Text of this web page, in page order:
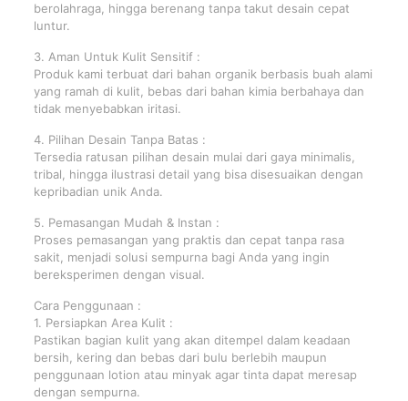
berolahraga, hingga berenang tanpa takut desain cepat
luntur.
3. Aman Untuk Kulit Sensitif :
Produk kami terbuat dari bahan organik berbasis buah alami
yang ramah di kulit, bebas dari bahan kimia berbahaya dan
tidak menyebabkan iritasi.
4. Pilihan Desain Tanpa Batas :
Tersedia ratusan pilihan desain mulai dari gaya minimalis,
tribal, hingga ilustrasi detail yang bisa disesuaikan dengan
kepribadian unik Anda.
5. Pemasangan Mudah & Instan :
Proses pemasangan yang praktis dan cepat tanpa rasa
sakit, menjadi solusi sempurna bagi Anda yang ingin
bereksperimen dengan visual.
Cara Penggunaan :
1. Persiapkan Area Kulit :
Pastikan bagian kulit yang akan ditempel dalam keadaan
bersih, kering dan bebas dari bulu berlebih maupun
penggunaan lotion atau minyak agar tinta dapat meresap
dengan sempurna.